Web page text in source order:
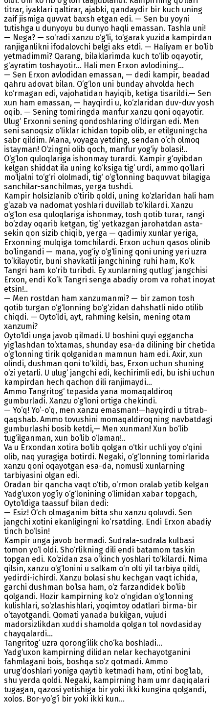
titrar, iyaklari qaltirar, ajabki, qandaydir bir kuch uning
zaif jismiga quvvat baxsh etgan edi. — Sen bu yoyni
tutishga u dunyoyu bu dunyo haqli emassan. Tashla uni!
— Nega? — so‘radi xanzu o‘g‘li, to‘garak yuzida kampirdan
ranjiganlikni ifodalovchi belgi aks etdi. — Haliyam er bo‘lib
yetmadimmi? Qarang, bilaklarimda kuch to‘lib oqayotir,
g‘ayratim toshayotir... Hali men Erxon avlodining...
— Sen Erxon avlodidan emassan, — dedi kampir, beadad
qahru adovat bilan. O‘g‘lon uni bunday ahvolda hech
ko‘rmagan edi, vajohatidan hayiqib, ketiga tisarildi.— Sen
xun ham emassan, — hayqirdi u, ko‘zlaridan duv-duv yosh
oqib. — Sening tomiringda manfur xanzu qoni oqayotir.
Ulug‘ Erxonni sening qondoshlaring o‘ldirgan edi. Men
seni sanoqsiz o‘liklar ichidan topib olib, er etilguningcha
sabr qildim. Mana, voyaga yetding, sendan o‘ch olmoq
istayman! O‘zingni olib qoch, manfur yog‘iy bolasi!..
O‘g‘lon quloqlariga ishonmay turardi. Kampir g‘oyibdan
kelgan shiddat ila uning ko‘ksiga tig‘ urdi, ammo qo‘llari
mo‘ljalni to‘g‘ri ololmadi, tig‘ o‘g‘lonning baquvvat bilagiga
sanchilar-sanchilmas, yerga tushdi.
Kampir holsizlanib o‘tirib qoldi, uning ko‘zlaridan hali ham
g‘azab va nadomat yoshlari duvillab to‘kilardi. Xanzu
o‘g‘lon esa quloqlariga ishonmay, tosh qotib turar, rangi
bo‘zday oqarib ketgan, tig‘ yetkazgan jarohatdan asta-
sekin qon sizib chiqib, yerga — qadimiy xunlar yeriga,
Erxonning mulqiga tomchilardi. Erxon uchun qasos olinib
bo‘lingandi — mana, yog‘iy o‘g‘lining qoni uning yeri uzra
to‘kilayotir, buni shavkatli jangchining ruhi ham, Ko‘k
Tangri ham ko‘rib turibdi. Ey xunlarning qutlug‘ jangchisi
Erxon, endi Ko‘k Tangri senga abadiy orom va rohat inoyat
etsin!..
— Men rostdan ham xanzumanmi? — bir zamon tosh
qotib turgan o‘g‘lonning bo‘g‘zidan dahshatli nido otilib
chiqdi. — Oyto‘ldi, ayt, rahming kelsin, mening otam
xanzumi?
Oyto‘ldi unga javob qilmadi. U boshini quyi eggancha
yig‘lashdan to‘xtamas, shunday esa-da dilining bir chetida
o‘g‘lonning tirik qolganidan mamnun ham edi. Axir, xun
olindi, dushman qoni to‘kildi, bas, Erxon uchun shuning
o‘zi yetarli. U ulug‘ jangchi edi, kechirimli edi, bu ishi uchun
kampirdan hech qachon dili ranjimaydi...
Ammo Tangritog‘ tepasida yana momaqaldiroq
gumburladi. Xanzu o‘g‘loni ortiga chekindi.
— Yo‘q! Yo‘-o‘q, men xanzu emasman!—hayqirdi u titrab-
qaqshab. Ammo tovushini momaqaldiroqning navbatdagi
gumburlashi bosib ketdi,— Men xunman! Xun bo‘lib
tug‘ilganman, xun bo‘lib o‘laman!..
Va u Erxondan xotira bo‘lib qolgan o‘tkir uchli yoy o‘qini
olib, naq yuragiga botirdi. Negaki, o‘g‘lonning tomirlarida
xanzu qoni oqayotgan esa-da, nomusli xunlarning
tarbiyasini olgan edi.
Oradan bir qancha vaqt o‘tib, o‘rmon oralab yetib kelgan
Yadg‘uxon yog‘iy o‘g‘lonining o‘limidan xabar topgach,
Oyto‘ldiga taassuf bilan dedi:
— Esiz! O‘ch olmaganim bitta shu xanzu qoluvdi. Sen
jangchi xotini ekanligingni ko‘rsatding. Endi Erxon abadiy
tinch bo‘lsin!
Kampir unga javob bermadi. Sudrala-sudrala kulbasi
tomon yo‘l oldi. Sho‘rlikning dili endi batamom taskin
topgan edi. Ko‘zidan zsa o‘kinch yoshlari to‘kilardi. Nima
qilsin, xanzu o‘g‘lonini u salkam o‘n olti yil tarbiya qildi,
yedirdi-ichirdi. Xanzu bolasi shu kechgan vaqt ichida,
garchi dushman bo‘lsa ham, o‘z farzandidek bo‘lib
qolgandi. Hozir kampirning ko‘z o‘ngidan o‘g‘lonning
kulishlari, so‘zlashishlari, yoqimtoy odatlari birma-bir
o‘tayotgandi. Qomati yanada bukilgan, vujudi
madorsizlikdan xuddi shamolda qolgan tol novdasiday
chayqalardi...
Tangritog‘ uzra qorong‘ilik cho‘ka boshladi...
Yadg‘uxon kampirning dilidan nelar kechayotganini
fahmlagani bois, boshqa so‘z qotmadi. Ammo
urug‘doshlari yoniga qaytib ketmadi ham, otini bog‘lab,
shu yerda qoldi. Negaki, kampirning ham umr daqiqalari
tugagan, qazosi yetishiga bir yoki ikki kungina qolgandi,
xolos. Bor-yo‘g‘i bir yoki ikki kun...